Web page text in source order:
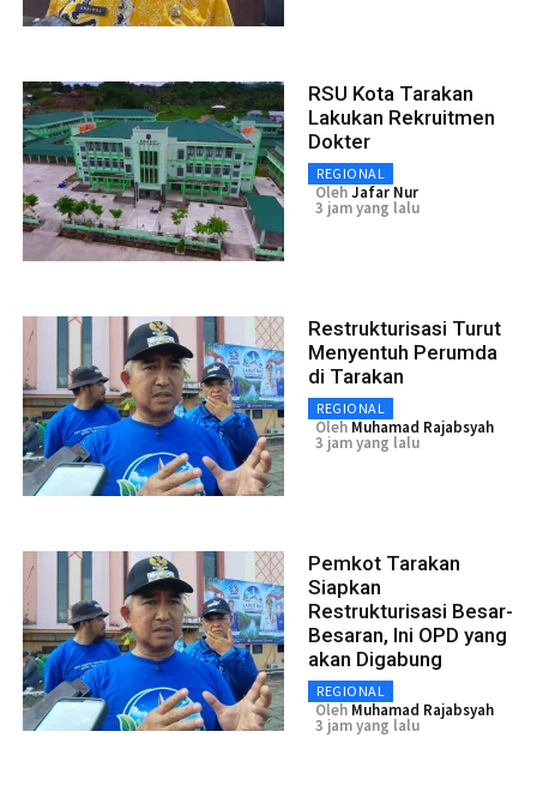
RSU Kota Tarakan
Lakukan Rekruitmen
Dokter
REGIONAL
OlehJafar Nur
3 jam yang lalu
Restrukturisasi Turut
Menyentuh Perumda
di Tarakan
REGIONAL
Oleh Muhamad Rajabsyah
3 jam yang lalu
Pemkot Tarakan
Siapkan
Restrukturisasi Besar-
Besaran, Ini OPD yang
akan Digabung
REGIONAL
Oleh Muhamad Rajabsyah
3 jam yang lalu